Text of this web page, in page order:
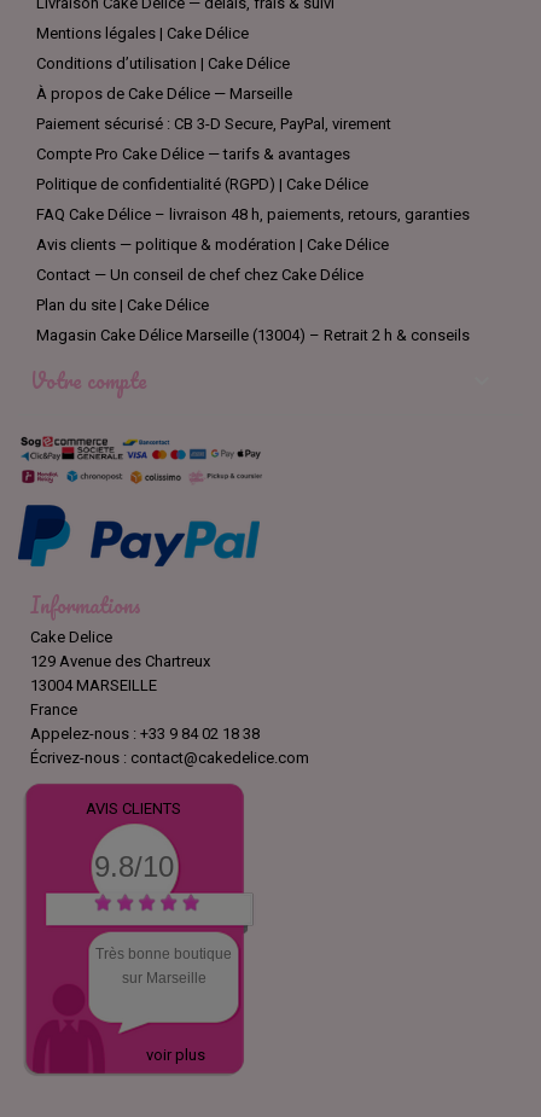
Mentions légales | Cake Délice
Conditions d’utilisation | Cake Délice
À propos de Cake Délice — Marseille
Paiement sécurisé : CB 3-D Secure, PayPal, virement
Compte Pro Cake Délice — tarifs & avantages
Politique de confidentialité (RGPD) | Cake Délice
FAQ Cake Délice – livraison 48 h, paiements, retours, garanties
Avis clients — politique & modération | Cake Délice
Contact — Un conseil de chef chez Cake Délice
Plan du site | Cake Délice
Magasin Cake Délice Marseille (13004) – Retrait 2 h & conseils
Votre compte
Informations
Cake Delice
129 Avenue des Chartreux
13004 MARSEILLE
France
Appelez-nous : +33 9 84 02 18 38
Écrivez-nous : contact@cakedelice.com
AVIS CLIENTS
9.8/10
Très bonne boutique
sur Marseille
voir plus